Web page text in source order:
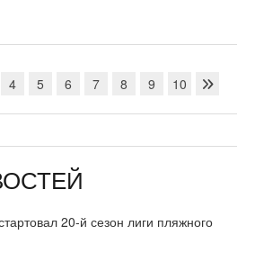
4 5 6 7 8 9 10
20-й сезон лиги пляжного